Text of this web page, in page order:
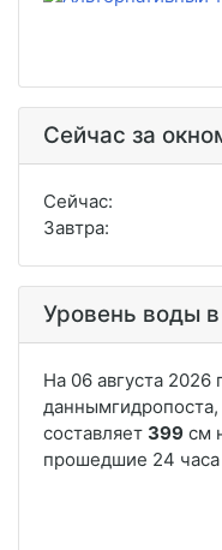
Сейчас за
Сейчас:
Завтра:
Уровень воды